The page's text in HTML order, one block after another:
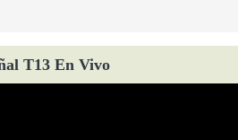
T13 En Vivo